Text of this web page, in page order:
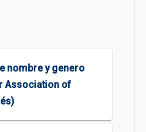
nombre y genero
Association of